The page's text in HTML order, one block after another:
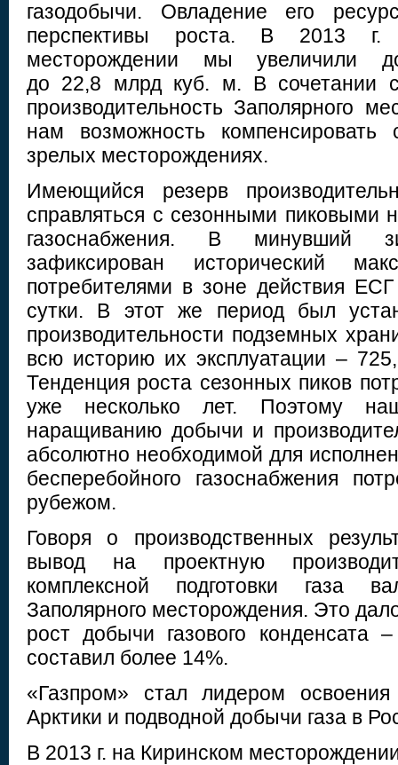
газодобычи. Овладение его
перспективы роста. В 2013 г.
месторождении мы
до 22,8 млрд куб. м. В сочетании
производительность Заполярного
нам возможность
зрелых месторождениях.
Имеющийся резерв
справляться с сезонными пиковыми
газоснабжения. В минувший
зафиксирован исторический
потребителями в зоне действия
сутки. В этот же период был
производительности подземных
всю историю их эксплуатации –
Тенденция роста сезонных пиков
уже несколько лет. Поэтому
наращиванию добычи и
абсолютно необходимой для
бесперебойного газоснабжения
рубежом.
Говоря о производственных
вывод на проектную
комплексной подготовки газа
Заполярного месторождения. Это
рост добычи газового
составил более 14%.
«Газпром» стал лидером
Арктики и подводной добычи газа в
В 2013 г. на Киринском